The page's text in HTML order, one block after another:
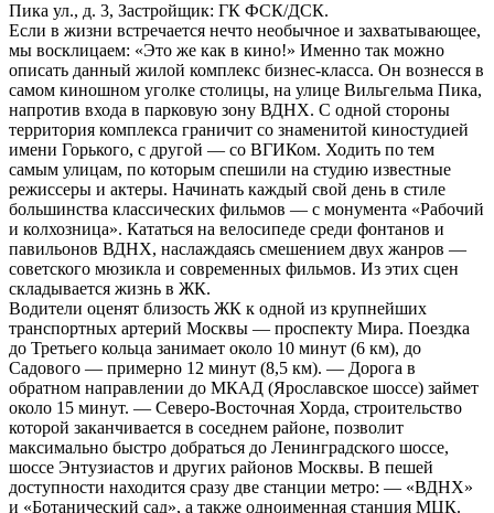
Пика ул., д. 3, Застройщик: ГК ФСК/ДСК.
Если в жизни встречается нечто необычное и захватывающее,
мы восклицаем: «Это же как в кино!» Именно так можно
описать данный жилой комплекс бизнес-класса. Он вознесся в
самом киношном уголке столицы, на улице Вильгельма Пика,
напротив входа в парковую зону ВДНХ. С одной стороны
территория комплекса граничит со знаменитой киностудией
имени Горького, с другой — со ВГИКом. Ходить по тем
самым улицам, по которым спешили на студию известные
режиссеры и актеры. Начинать каждый свой день в стиле
большинства классических фильмов — с монумента «Рабочий
и колхозница». Кататься на велосипеде среди фонтанов и
павильонов ВДНХ, наслаждаясь смешением двух жанров —
советского мюзикла и современных фильмов. Из этих сцен
складывается жизнь в ЖК.
Водители оценят близость ЖК к одной из крупнейших
транспортных артерий Москвы — проспекту Мира. Поездка
до Третьего кольца занимает около 10 минут (6 км), до
Садового — примерно 12 минут (8,5 км). — Дорога в
обратном направлении до МКАД (Ярославское шоссе) займет
около 15 минут. — Северо-Восточная Хорда, строительство
которой заканчивается в соседнем районе, позволит
максимально быстро добраться до Ленинградского шоссе,
шоссе Энтузиастов и других районов Москвы. В пешей
доступности находится сразу две станции метро: — «ВДНХ»
и «Ботанический сад», а также одноименная станция МЦК.